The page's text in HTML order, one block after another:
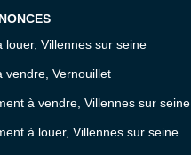
louer, Villennes sur seine
vendre, Vernouillet
à vendre, Villennes sur seine
à louer, Villennes sur seine